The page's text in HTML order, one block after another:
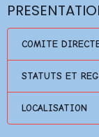
COMITE
STATUTS ET
LOCALISATION